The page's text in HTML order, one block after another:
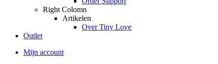
Right Colomn
Artikelen
Over Tiny Love
Outlet
Mijn account